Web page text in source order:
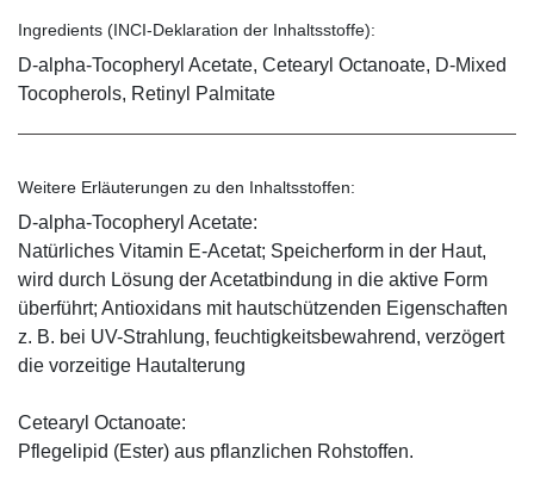
Ingredients (INCI-Deklaration der Inhaltsstoffe):
D-alpha-Tocopheryl Acetate, Cetearyl Octanoate, D-Mixed
Tocopherols, Retinyl Palmitate
Weitere Erläuterungen zu den Inhaltsstoffen:
D-alpha-Tocopheryl Acetate:
Natürliches Vitamin E-Acetat; Speicherform in der Haut,
wird durch Lösung der Acetatbindung in die aktive Form
überführt; Antioxidans mit hautschützenden Eigenschaften
z. B. bei UV-Strahlung, feuchtigkeitsbewahrend, verzögert
die vorzeitige Hautalterung
Cetearyl Octanoate:
Pflegelipid (Ester) aus pflanzlichen Rohstoffen.